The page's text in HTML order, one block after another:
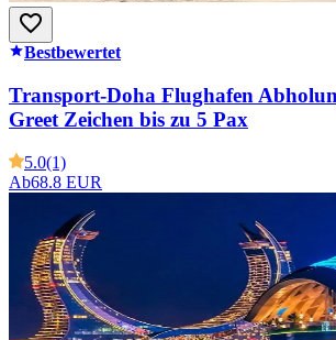
Bestbewertet
Transport-Doha Flughafen
Greet Zeichen bis zu 5 Pax
5.0(1)
Ab68.8 EUR